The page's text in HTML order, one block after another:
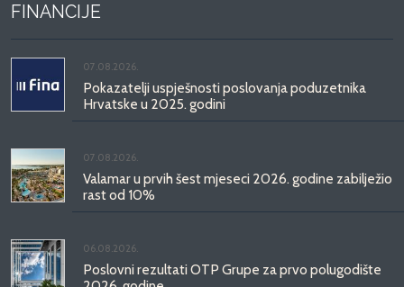
FINANCIJE
07.08.2026.
Pokazatelji uspješnosti poslovanja poduzetnika
Hrvatske u 2025. godini
07.08.2026.
Valamar u prvih šest mjeseci 2026. godine zabilježio
rast od 10%
06.08.2026.
Poslovni rezultati OTP Grupe za prvo polugodište